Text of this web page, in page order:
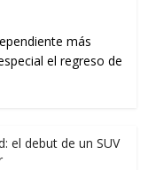
más
el regreso de
el debut de un SUV